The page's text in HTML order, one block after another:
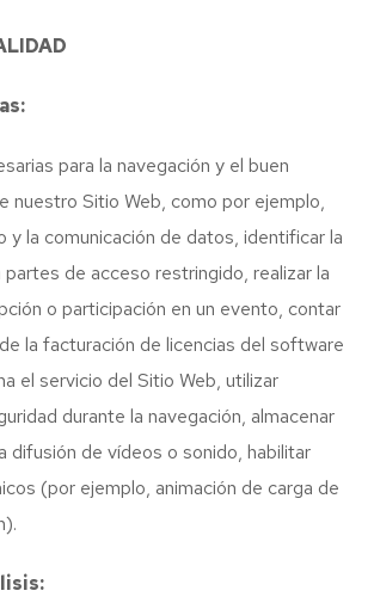
para la navegación y el buen
nuestro Sitio Web, como por ejemplo,
y la comunicación de datos, identificar la
de acceso restringido, realizar la
o participación en un evento, contar
la facturación de licencias del software
el servicio del Sitio Web, utilizar
durante la navegación, almacenar
difusión de vídeos o sonido, habilitar
(por ejemplo, animación de carga de